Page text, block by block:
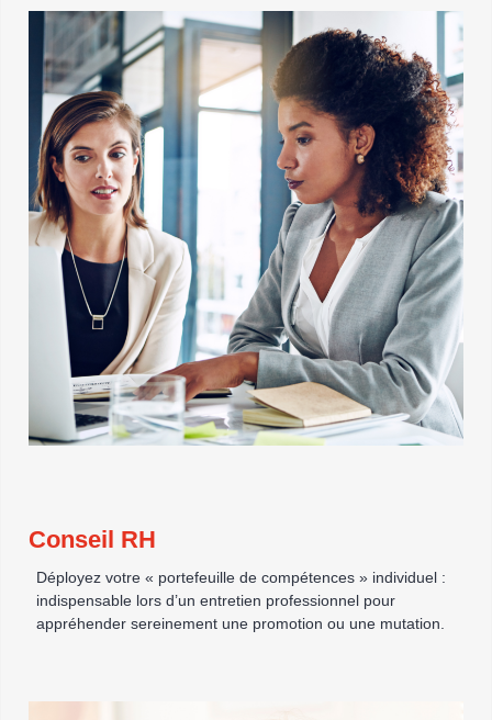
Conseil RH
Déployez votre « portefeuille de compétences » individuel :
indispensable lors d’un entretien professionnel pour
appréhender sereinement une promotion ou une mutation.